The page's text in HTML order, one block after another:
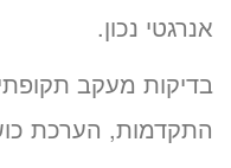
אנרגטי נכון.
בדיקות מעקב
התקדמות, הערכת